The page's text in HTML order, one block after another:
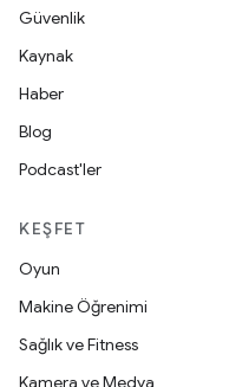
Güvenlik
Kaynak
Haber
Blog
Podcast'ler
KEŞFET
Oyun
Makine Öğrenimi
Sağlık ve Fitness
Kamera ve Medya